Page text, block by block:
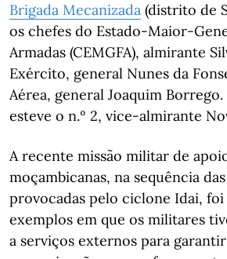
Brigada Mecanizada (distrito de
os chefes do Estado-Maior-
Armadas (CEMGFA), almirante
Exército, general Nunes da
Aérea, general Joaquim Borrego.
esteve o n.º 2, vice-almirante
A recente missão militar de
moçambicanas, na sequência
provocadas pelo ciclone Idai,
exemplos em que os militares
a serviços externos para